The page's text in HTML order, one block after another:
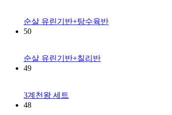
순살 유린기반+탕수육반
50
순살 유린기반+칠리반
49
3계천왕 세트
48